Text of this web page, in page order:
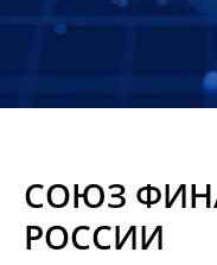
Контакты
Материалы
СОЮЗ
РОССИИ